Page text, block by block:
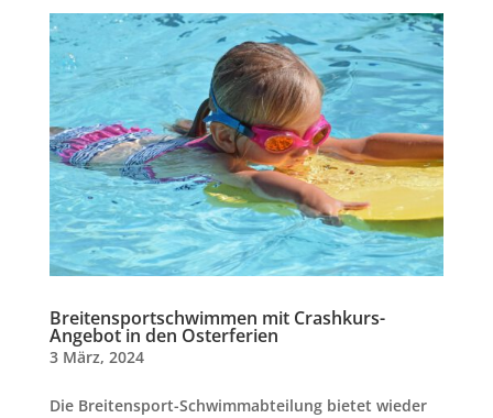
Breitensportschwimmen mit Crashkurs-
Angebot in den Osterferien
3 März, 2024
Die Breitensport-Schwimmabteilung bietet wieder